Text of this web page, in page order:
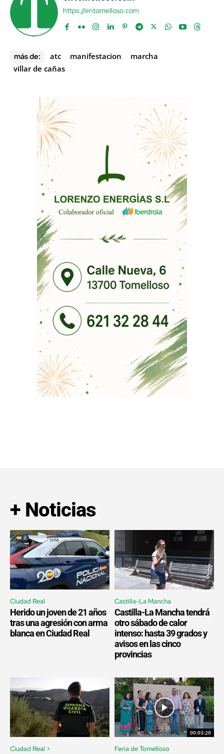
https://entomelloso.com
más de: atc manifestacion
marcha
villar de cañas
+ Noticias
Ciudad Real
Herido un joven de 21 años
tras una agresión con arma
blanca en Ciudad Real
Castilla-La Mancha
Castilla-La Mancha tendrá
otro sábado de calor
intenso: hasta 39 grados y
avisos en las cinco
provincias
Ciudad Real >
00:03:20
Feria de Tomelloso